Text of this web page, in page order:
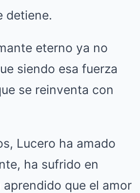
detiene.
eterno ya no
siendo esa fuerza
se reinventa con
Lucero ha amado
ha sufrido en
que el amor